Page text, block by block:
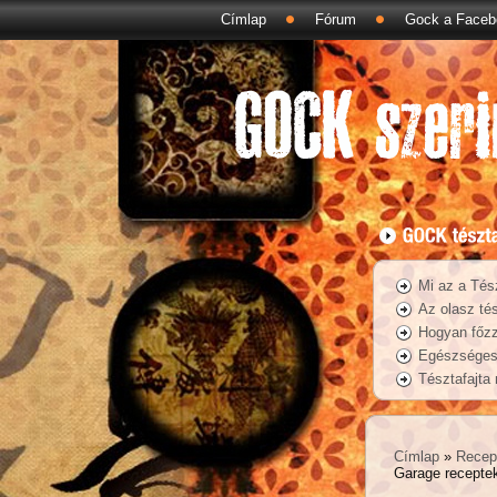
Címlap Fórum Gock a
Mi az a
Az olasz
Hogyan
Tésztafajta
Címlap »
Garage